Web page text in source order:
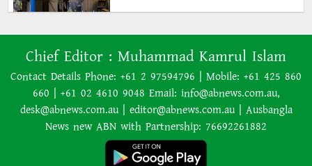
অনেক ইতিবাচক অগ্রগতি ঘটেছে:
পররাষ্ট্রমন্ত্রীর সঙ্গে বৈঠকের পর ট্রাম্পের
বিশেষ দূত
আমাকে গ্রেপ্তারের চেষ্টা রুখে দিতে
প্রস্তুত ‘স্পেশাল ফোর্স’
Chief Editor : Muhammad Kamrul Islam
Contact Details Phone: +61 2 97594796 | Mobile: +61 425 860
660 | +61 02 4610 9048 Email: info@abnews.com.au,
desk@abnews.com.au | editor@abnews.com.au | Ausbangla
News new ABN with Partnership: 76692261882